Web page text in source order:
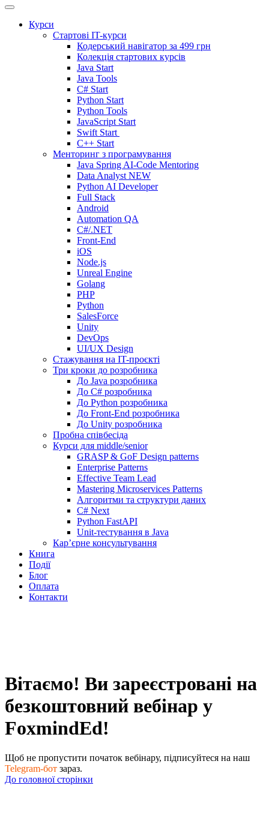
Курси
Стартові IT-курси
Кодерський навігатор за 499 грн
Колекція стартових курсів
Java Start
Java Tools
C# Start
Python Start
Python Tools
JavaScript Start
Swift Start
C++ Start
Менторинг з програмування
Java Spring AI-Code Mentoring
Data Analyst NEW
Python AI Developer
Full Stack
Android
Automation QA
C#/.NET
Front-End
iOS
Node.js
Unreal Engine
Golang
PHP
Python
SalesForce
Unity
DevOps
UI/UX Design
Стажування на IT-проєкті
Три кроки до розробника
До Java розробника
До C# розробника
До Python розробника
До Front-End розробника
До Unity розробника
Пробна співбесіда
Курси для middle/senior
GRASP & GoF Design patterns
Enterprise Patterns
Effective Team Lead
Mastering Microservices Patterns
Алгоритми та структури даних
C# Next
Python FastAPI
Unit-тестування в Java
Кар’єрне консультування
Книга
Події
Блог
Оплата
Контакти
Вітаємо! Ви зареєстровані на
безкоштовний вебінар у
FoxmindEd!
Щоб не пропустити початок вебінару, підписуйтеся на наш
Telegram-бот зараз.
До головної сторінки